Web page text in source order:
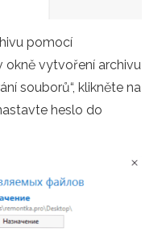
pomocí
okně vytvoření archivu
souborů“, klikněte na
heslo do